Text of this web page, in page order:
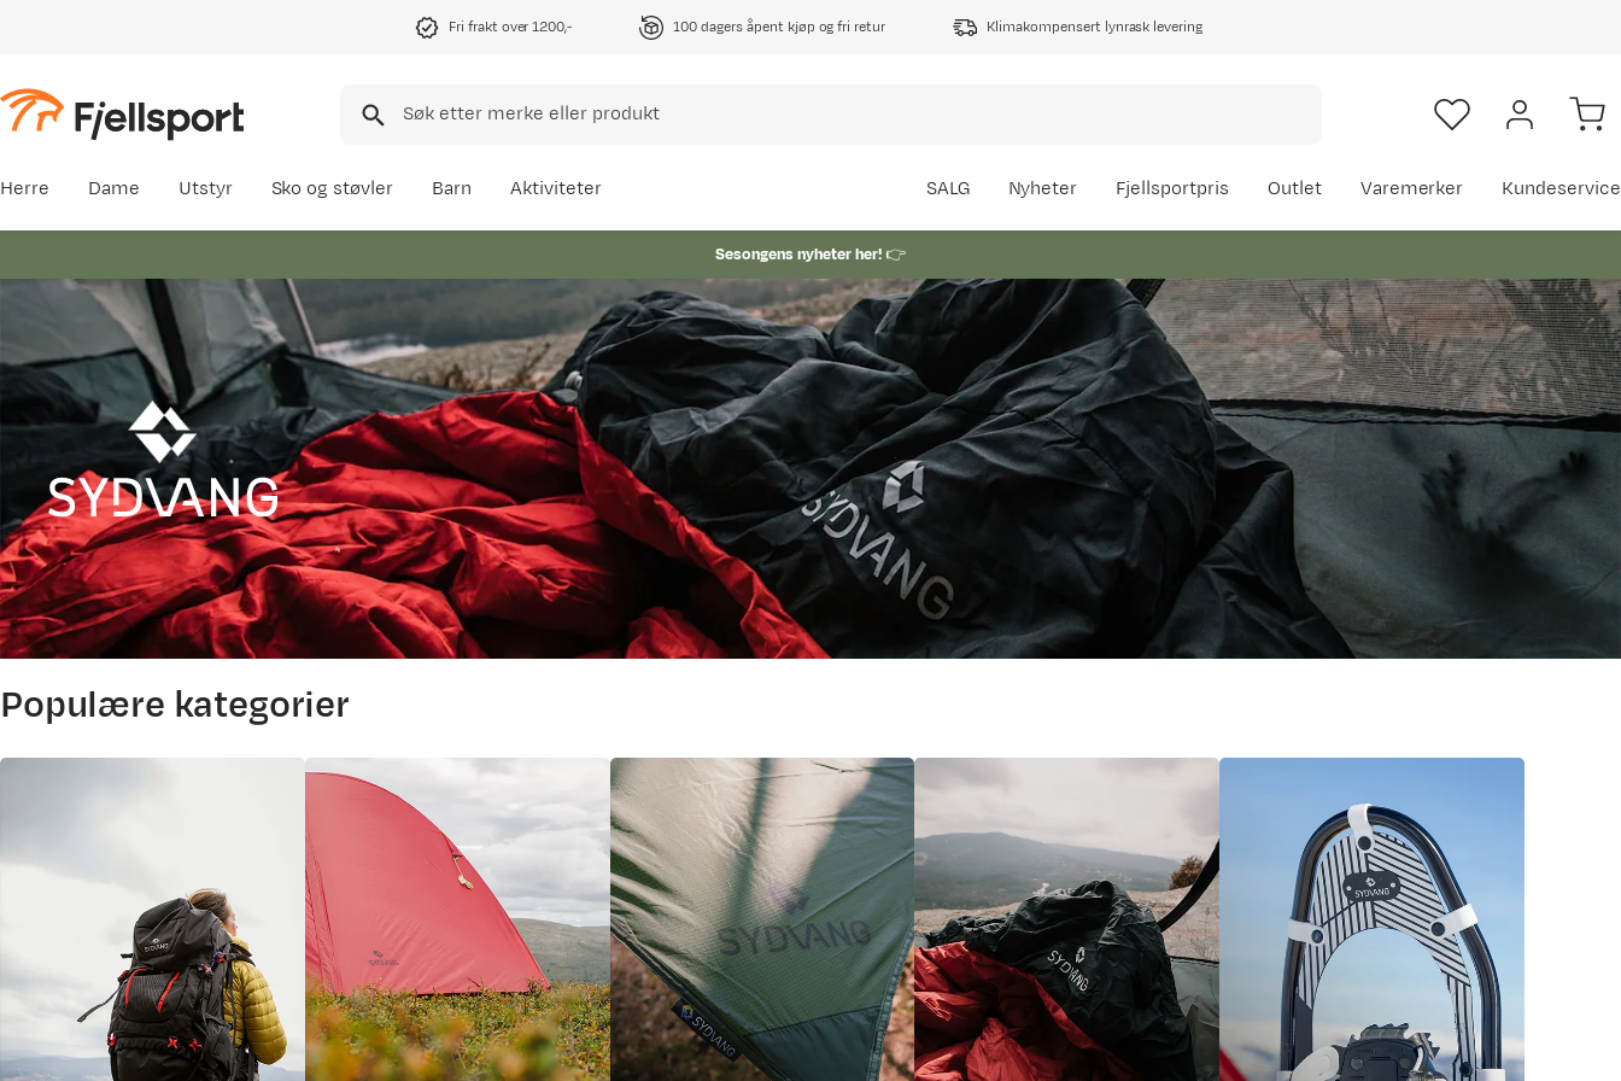
Fri frakt over 1200,- 100 dagers åpent kjøp og fri retur Klimakompensert lynrask levering
Herre Dame Utstyr Sko og støvler Barn Aktiviteter SALG Nyheter Fjellsportpris Outlet Varemerker Kundeservice
Sesongens nyheter her!👉
Populære kategorier